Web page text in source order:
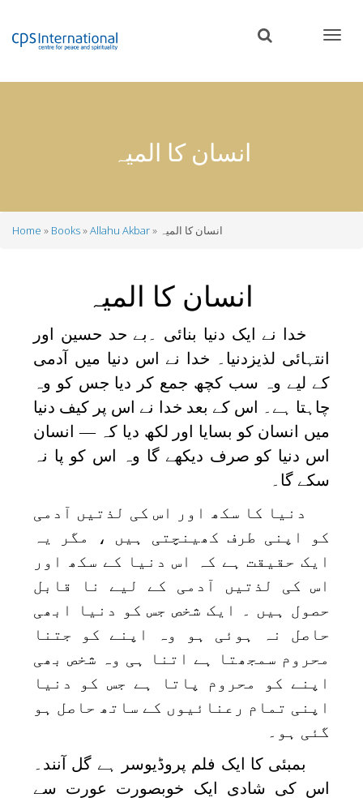
content
انسان کا المیہ
Home Books Allahu Akbar انسان کا المیہ
انسان کا المیہ
خدا نے ایک دنیا بنائی ۔بے حد حسین اور
انتہائی لذیزدنیا۔ خدا نے اس دنیا میں آدمی
کے لیے وہ سب کچھ جمع کر دیا جس کو وہ
چاہتا ہے۔ اس کے بعد خدا نے اس پر کیف دنیا
میں انسان کو بسایا اور لکھ دیا کہ — انسان
اس دنیا کو صرف دیکھے گا وہ اس کو پا نہ
سکے گا۔
دنیا کا سکھ اور اس کی لذتیں آدمی
کو اپنی طرف کھینچتی ہیں ، مگر یہ
ایک حقیقت ہے کہ اس دنیا کے سکھ اور
اس کی لذتیں آدمی کے لیے نا قابل
حصول ہیں ۔ ایک شخص جس کو دنیا ابھی
حاصل نہ ہوئی ہو وہ اپنے کو جتنا
محروم سمجھتا ہے اتنا ہی وہ شخص بھی
اپنے کو محروم پاتا ہے جس کو دنیا
اپنی تمام رعنائیوں کے ساتھ حاصل ہو
گئی ہو۔
بمبئی کا ایک فلم پروڈیوسر ہے گل آنند۔
اس کی شادی ایک خوبصورت عورت سے